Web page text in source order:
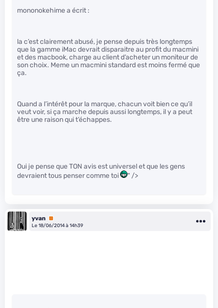
mononokehime a écrit :
la c’est clairement abusé, je pense depuis très longtemps
que la gamme iMac devrait disparaitre au profit du macmini
et des macbook, charge au client d’acheter un moniteur de
son choix. Meme un macmini standard est moins fermé que
ça.
Quand a l’intérêt pour la marque, chacun voit bien ce qu’il
veut voir, si ça marche depuis aussi longtemps, il y a peut
être une raison qui t’échappes.
Oui je pense que TON avis est universel et que les gens
devraient tous penser comme toi
" />
yvan
Premium
Le 18/06/2014 à 14h39